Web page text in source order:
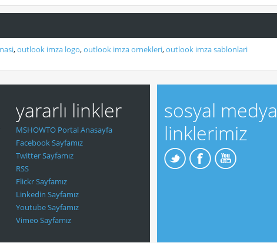
,outlook imza logo,outlook imza ornekleri,outlook imza sablonlari
yararlı linkler
MSHOWTO Portal Anasayfa
Facebook Sayfamız
Twitter Sayfamız
RSS
Flickr Sayfamız
Linkedin Sayfamız
Youtube Sayfamız
Vimeo Sayfamız
sosyal medya
linklerimiz